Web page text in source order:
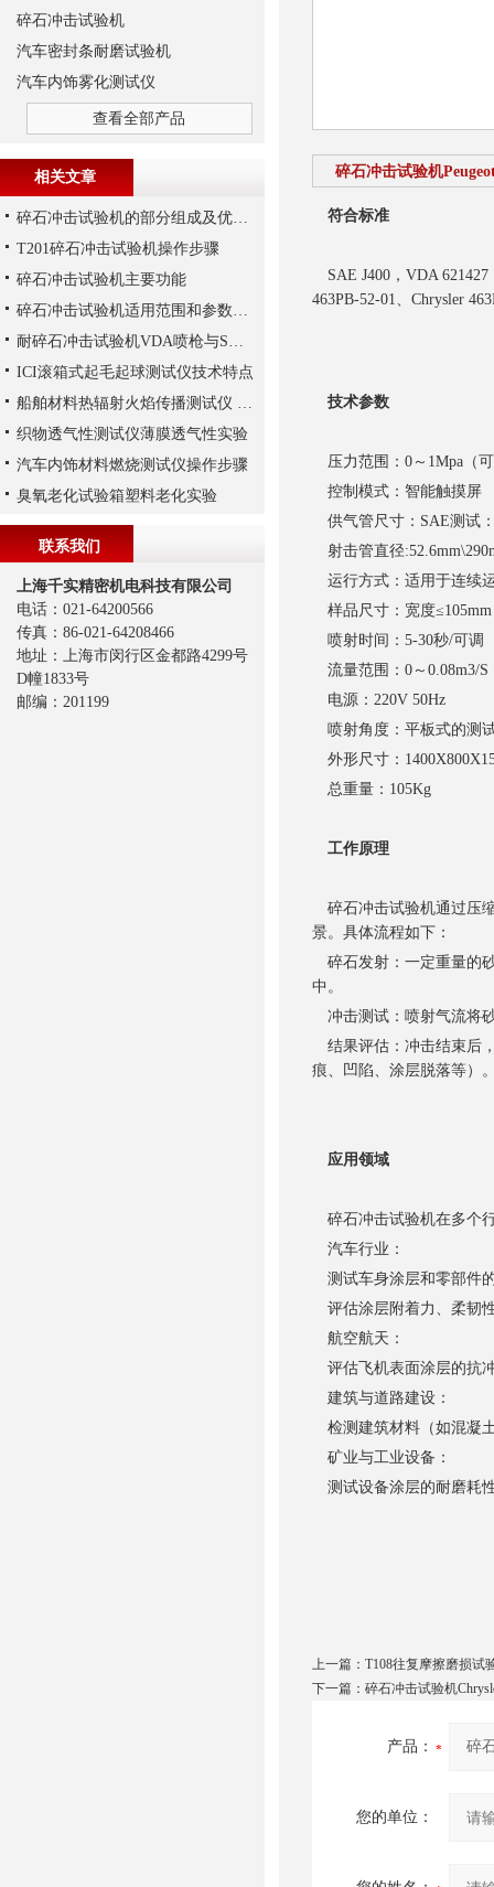
碎石冲击试验机
符合标准
SAE J400，VDA 621427
463PB-52-01、Chrysler
技术参数
压力范围：0～1Mpa（
控制模式：智能触摸屏
供气管尺寸：SAE测试
射击管直径
运行方式：适用于连续
样品尺寸：宽度≤105mm
喷射时间：5-30秒/可调
流量范围：0～0.08m3/S
电源：220V 50Hz
喷射角度：平板式的测
外形尺寸：
总重量：105Kg
工作原理
碎石冲击试验机通过压
景。具体流程如下：
碎石发射：一定重量的
中。
冲击测试：喷射气流将
结果评估：冲击结束后
痕、凹陷、涂层脱落等）
应用领域
碎石冲击试验机在多个
汽车行业：
测试车身涂层和零部件
评估涂层附着力、柔韧
航空航天：
评估飞机表面涂层的抗
建筑与道路建设：
检测建筑材料（如混凝
矿业与工业设备：
测试设备涂层的耐磨耗
上一篇： T108往复摩擦磨损试
下一篇： 碎石冲击试验机
产品：
您的单位：
碎石冲击试验机
汽车密封条耐磨试验机
汽车内饰雾化测试仪
查看全部产品
相关文章
碎石冲击试验机的部分组成及优势体现
T201碎石冲击试验机操作步骤
碎石冲击试验机主要功能
碎石冲击试验机适用范围和参数说明
耐碎石冲击试验机VDA喷枪与SAE喷枪解析
ICI滚箱式起毛起球测试仪技术特点
船舶材料热辐射火焰传播测试仪 IMO Res.A653(16)表面燃烧特性
织物透气性测试仪薄膜透气性实验
汽车内饰材料燃烧测试仪操作步骤
臭氧老化试验箱塑料老化实验
联系我们
上海千实精密机电科技有限公司
电话：021-64200566
传真：86-021-64208466
地址：上海市闵行区金都路4299号
D幢1833号
邮编：201199